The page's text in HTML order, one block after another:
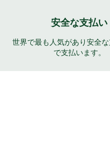
安全な支払い
世界で最も人気があり安全
で支払います。